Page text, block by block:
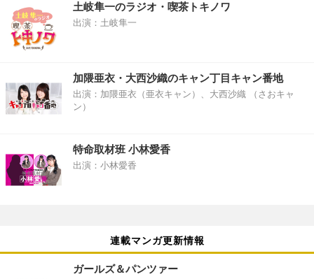
土岐隼一のラジオ・喫茶トキノワ
出演：土岐隼一
加隈亜衣・大西沙織のキャン丁目キャン番地
出演：加隈亜衣（亜衣キャン）、大西沙織 （さおキャ
ン）
特命取材班 小林愛香
出演：小林愛香
連載マンガ更新情報
ガールズ＆パンツァー